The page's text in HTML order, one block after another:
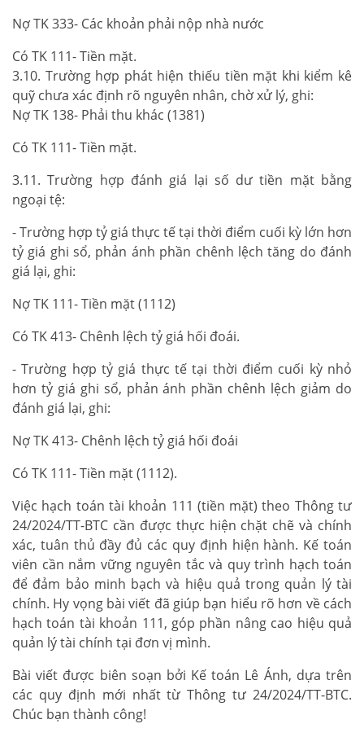
Nợ TK 333- Các khoản phải nộp nhà nước
Có TK 111- Tiền mặt.
3.10. Trường hợp phát hiện thiếu tiền mặt khi kiểm kê
quỹ chưa xác định rõ nguyên nhân, chờ xử lý, ghi:
Nợ TK 138- Phải thu khác (1381)
Có TK 111- Tiền mặt.
3.11. Trường hợp đánh giá lại số dư tiền mặt bằng
ngoại tệ:
- Trường hợp tỷ giá thực tế tại thời điểm cuối kỳ lớn hơn
tỷ giá ghi sổ, phản ánh phần chênh lệch tăng do đánh
giá lại, ghi:
Nợ TK 111- Tiền mặt (1112)
Có TK 413- Chênh lệch tỷ giá hối đoái.
- Trường hợp tỷ giá thực tế tại thời điểm cuối kỳ nhỏ
hơn tỷ giá ghi sổ, phản ánh phần chênh lệch giảm do
đánh giá lại, ghi:
Nợ TK 413- Chênh lệch tỷ giá hối đoái
Có TK 111- Tiền mặt (1112).
Việc hạch toán tài khoản 111 (tiền mặt) theo Thông tư
24/2024/TT-BTC cần được thực hiện chặt chẽ và chính
xác, tuân thủ đầy đủ các quy định hiện hành. Kế toán
viên cần nắm vững nguyên tắc và quy trình hạch toán
để đảm bảo minh bạch và hiệu quả trong quản lý tài
chính. Hy vọng bài viết đã giúp bạn hiểu rõ hơn về cách
hạch toán tài khoản 111, góp phần nâng cao hiệu quả
quản lý tài chính tại đơn vị mình.
Bài viết được biên soạn bởi Kế toán Lê Ánh, dựa trên
các quy định mới nhất từ Thông tư 24/2024/TT-BTC.
Chúc bạn thành công!